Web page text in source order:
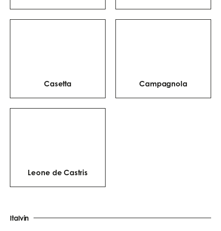
Casetta Campagnola
Leone de Castris
Italvin